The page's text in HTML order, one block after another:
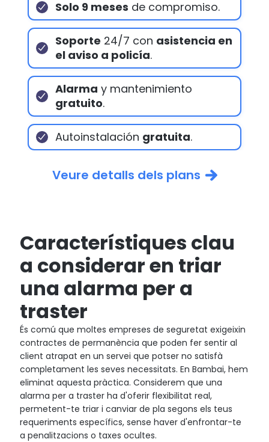
Solo 9 meses de compromiso.
Soporte 24/7 con asistencia en
el aviso a policía.
Alarma y mantenimiento
gratuito.
Autoinstalación gratuita.
Veure detalls dels plans
Característiques clau
a considerar en triar
una alarma per a
traster
És comú que moltes empreses de seguretat exigeixin
contractes de permanència que poden fer sentir al
client atrapat en un servei que potser no satisfà
completament les seves necessitats. En Bambai, hem
eliminat aquesta pràctica. Considerem que una
alarma per a traster ha d'oferir flexibilitat real,
permetent-te triar i canviar de pla segons els teus
requeriments específics, sense haver d'enfrontar-te
a penalitzacions o taxes ocultes.